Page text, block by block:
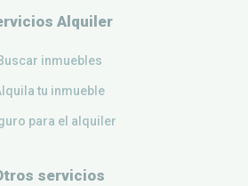
Alquiler
inmuebles
tu inmueble
para el alquiler
servicios